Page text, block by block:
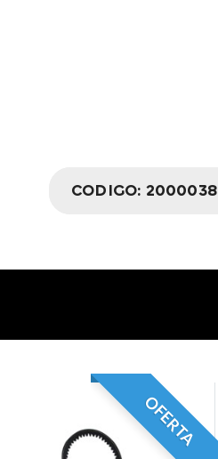
CODIGO: 2000038
OFERTA